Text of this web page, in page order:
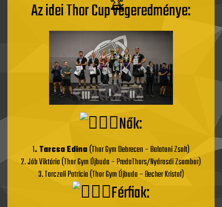
Az idei Thor Cup végeredménye:
Nők:
1. Tarcsa Edina(Thor Gym Debrecen – Balatoni Zsolt)
2. Jób Viktória (Thor Gym Újbuda – PredaThors/Nyárasdi Zsombor)
3. Tarczali Patrícia (Thor Gym Újbuda – Becher Kristof)
Férfiak: